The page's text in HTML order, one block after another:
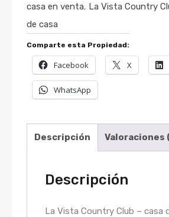
casa en venta, La Vista Country
de casa
Comparte esta Propiedad:
Facebook X
WhatsApp
Descripción Valoraciones
Descripción
La Vista Country Club – casa